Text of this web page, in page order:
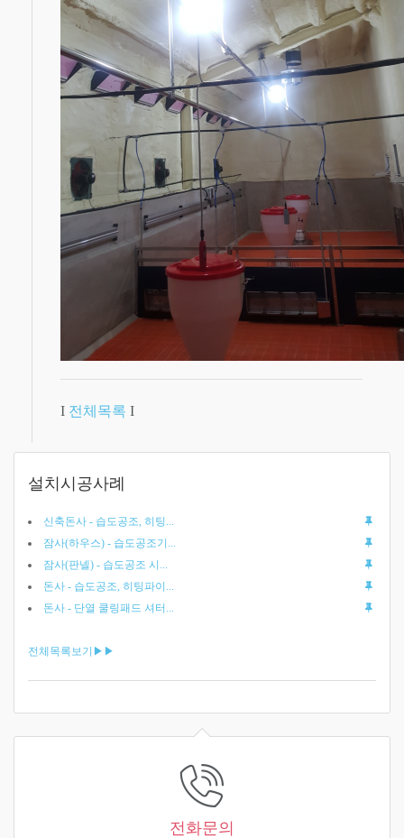
I 전체목록 I
설치시공사례
신축돈사 - 습도공조, 히팅...
잠사(하우스) - 습도공조기...
잠사(판넬) - 습도공조 시...
돈사 - 습도공조, 히팅파이...
돈사 - 단열 쿨링패드 셔터...
전체목록보기▶▶
전화문의